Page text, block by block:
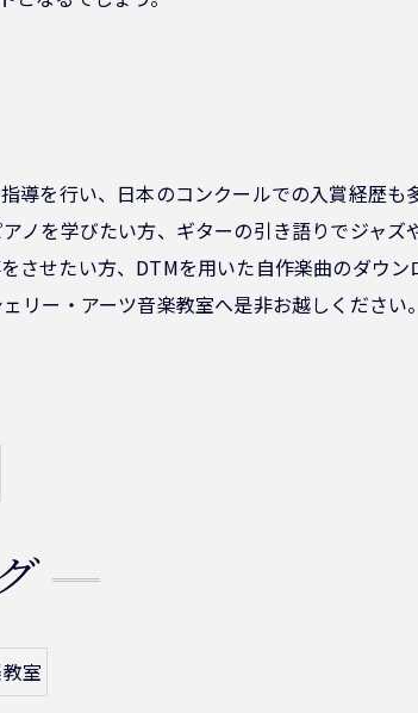
導を行い、日本のコンクールでの入賞経歴も
ノを学びたい方、ギターの引き語りでジャズ
させたい方、DTMを用いた自作楽曲のダウ
リー・アーツ音楽教室へ是非お越しください
室